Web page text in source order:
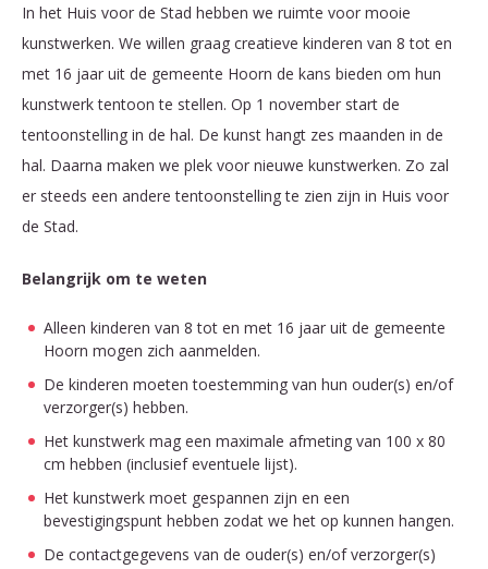
In het Huis voor de Stad hebben we ruimte voor mooie
kunstwerken. We willen graag creatieve kinderen van 8 tot en
met 16 jaar uit de gemeente Hoorn de kans bieden om hun
kunstwerk tentoon te stellen. Op 1 november start de
tentoonstelling in de hal. De kunst hangt zes maanden in de
hal. Daarna maken we plek voor nieuwe kunstwerken. Zo zal
er steeds een andere tentoonstelling te zien zijn in Huis voor
de Stad.
Belangrijk om te weten
Alleen kinderen van 8 tot en met 16 jaar uit de gemeente
Hoorn mogen zich aanmelden.
De kinderen moeten toestemming van hun ouder(s) en/of
verzorger(s) hebben.
Het kunstwerk mag een maximale afmeting van 100 x 80
cm hebben (inclusief eventuele lijst).
Het kunstwerk moet gespannen zijn en een
bevestigingspunt hebben zodat we het op kunnen hangen.
De contactgegevens van de ouder(s) en/of verzorger(s)